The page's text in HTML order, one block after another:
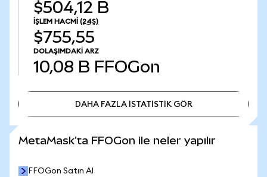
$504,12 B
İŞLEM HACMI (24S)
$755,55
DOLAŞIMDAKI ARZ
10,08 B FFOGon
DAHA FAZLA İSTATİSTİK GÖR
MetaMask'ta FFOGon ile neler yapılır
FFOGon Satın Al